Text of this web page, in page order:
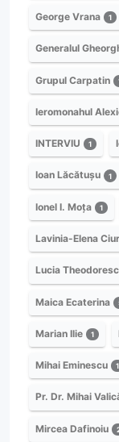
George Vrana 1
Generalul
Grupul Carpatin
Ieromonahul
INTERVIU 1
Ioan Lăcătușu 1
Ionel I. Moța 1
Lavinia-Elena
Lucia
Maica Ecaterina
Marian Ilie 1
Mihai Eminescu 1
Pr. Dr. Mihai
Mircea Dafinoiu